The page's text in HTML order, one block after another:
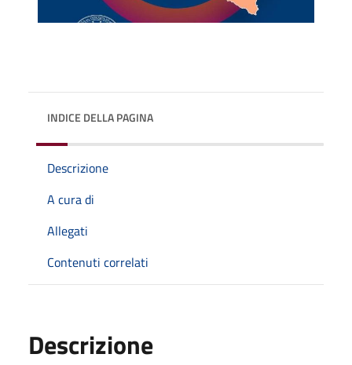
INDICE DELLA PAGINA
Descrizione
A cura di
Allegati
Contenuti correlati
Descrizione